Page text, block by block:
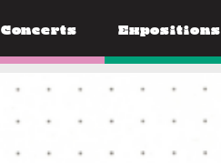
Concerts Expositions